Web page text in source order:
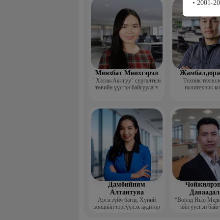
• 2001-
үндсэн
Мөнхбат Мөнхгэрэл
"Хатан-Аялгуу" сургалтын
төвийн үүсгэн байгуулагч
Техник
политехник
Дамбийням
Алтантуяа
Арга зүйч багш, Хүний
нөөцийн тэргүүлэх аудитор
“Ворлд Нью
ийн үүсгэн